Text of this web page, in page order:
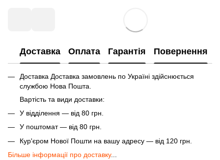
Доставка Оплата Гарантія Повернення
Доставка Доставка замовлень по Україні здійснюється
службою Нова Пошта.
Вартість та види доставки:
У відділення — від 80 грн.
У поштомат — від 80 грн.
Кур'єром Нової Пошти на вашу адресу — від 120 грн.
Більше інформації про доставку...